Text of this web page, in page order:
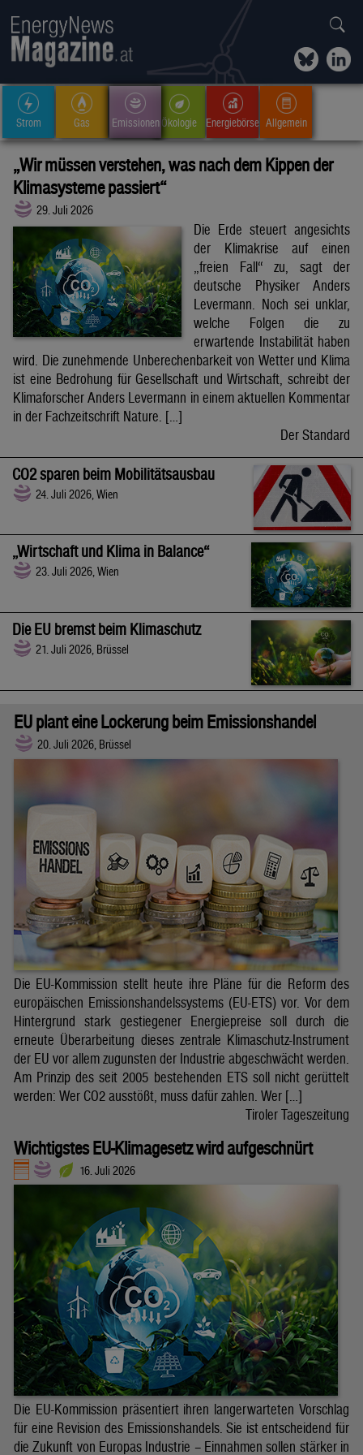
Strom Gas Emissionen Ökologie Energiebörse Allgemein
„Wir müssen verstehen, was nach dem Kippen der
Klimasysteme passiert“
29. Juli 2026
Die Erde steuert angesichts
der Klimakrise auf einen
„freien Fall“ zu, sagt der
deutsche Physiker Anders
Levermann. Noch sei unklar,
welche Folgen die zu
erwartende Instabilität haben
wird. Die zunehmende Unberechenbarkeit von Wetter und Klima
ist eine Bedrohung für Gesellschaft und Wirtschaft, schreibt der
Klimaforscher Anders Levermann in einem aktuellen Kommentar
in der Fachzeitschrift Nature. […]
Der Standard
CO2 sparen beim Mobilitätsausbau
24. Juli 2026, Wien
„Wirtschaft und Klima in Balance“
23. Juli 2026, Wien
Die EU bremst beim Klimaschutz
21. Juli 2026, Brüssel
EU plant eine Lockerung beim Emissionshandel
20. Juli 2026, Brüssel
Die EU-Kommission stellt heute ihre Pläne für die Reform des
europäischen Emissionshandelssystems (EU-ETS) vor. Vor dem
Hintergrund stark gestiegener Energiepreise soll durch die
erneute Überarbeitung dieses zentrale Klimaschutz-Instrument
der EU vor allem zugunsten der Industrie abgeschwächt werden.
Am Prinzip des seit 2005 bestehenden ETS soll nicht gerüttelt
werden: Wer CO2 ausstößt, muss dafür zahlen. Wer […]
Tiroler Tageszeitung
Wichtigstes EU-Klimagesetz wird aufgeschnürt
16. Juli 2026
Die EU-Kommission präsentiert ihren langerwarteten Vorschlag
für eine Revision des Emissionshandels. Sie ist entscheidend für
die Zukunft von Europas Industrie – Einnahmen sollen stärker in